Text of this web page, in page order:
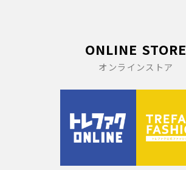
ONLINE STORE
オンラインストア